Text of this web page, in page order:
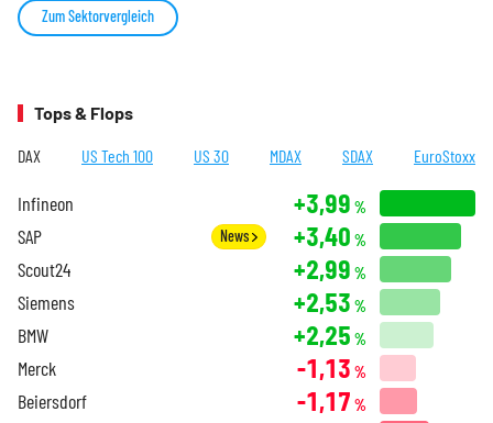
Zum Sektorvergleich
Tops & Flops
DAX US Tech 100 US 30 MDAX SDAX EuroStoxx
Infineon +3,99 %
SAP News +3,40 %
Scout24 +2,99 %
Siemens +2,53 %
BMW +2,25 %
Merck -1,13 %
Beiersdorf -1,17 %